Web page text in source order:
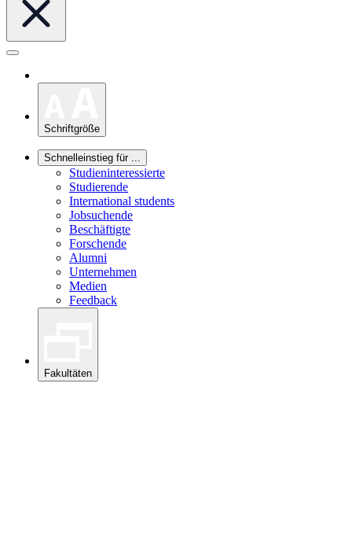
Schriftgröße
Schnelleinstieg für ...
Studieninteressierte
Studierende
International students
Jobsuchende
Beschäftigte
Forschende
Alumni
Unternehmen
Medien
Feedback
Fakultäten